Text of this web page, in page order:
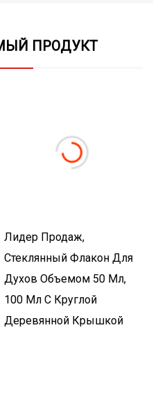
ПРОДУКТ
Лидер Продаж,
Стеклянный Флакон Для
Духов Объемом 50 Мл,
100 Мл С Круглой
Деревянной Крышкой